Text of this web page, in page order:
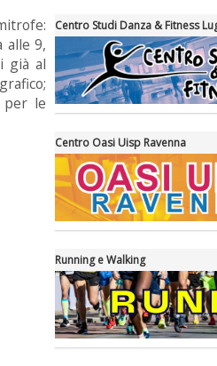
alle 9,
già al
per le
Centro Studi Danza & Fitness
Centro Oasi Uisp Ravenna
Running e Walking